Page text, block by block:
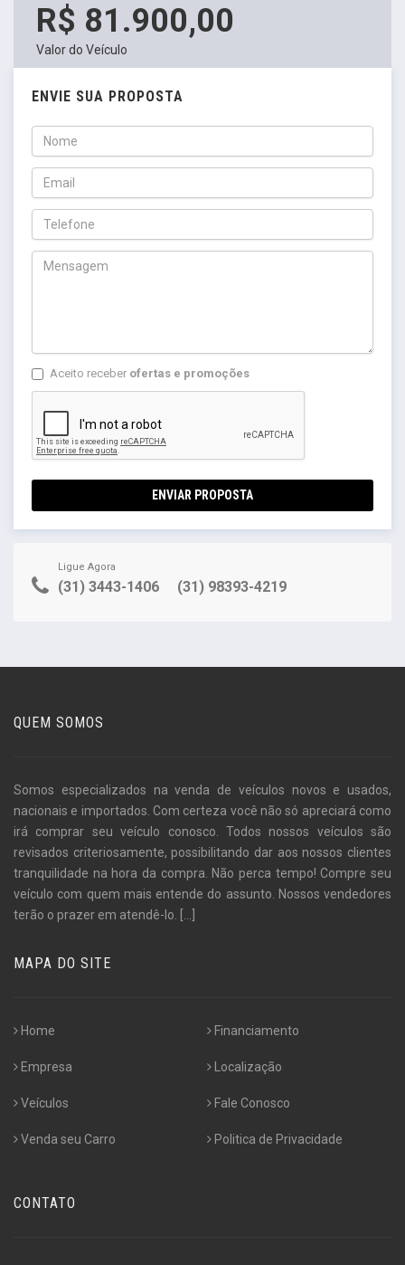
R$ 81.900,00
Valor do Veículo
ENVIE SUA PROPOSTA
Aceito receber ofertas e promoções
ENVIAR PROPOSTA
Ligue Agora
(31) 3443-1406 (31) 98393-4219
QUEM SOMOS
Somos especializados na venda de veículos novos e usados,
nacionais e importados. Com certeza você não só apreciará como
irá comprar seu veículo conosco. Todos nossos veículos são
revisados criteriosamente, possibilitando dar aos nossos clientes
tranquilidade na hora da compra. Não perca tempo! Compre seu
veículo com quem mais entende do assunto. Nossos vendedores
terão o prazer em atendê-lo. [...]
MAPA DO SITE
Home
Empresa
Veículos
Venda seu Carro
Financiamento
Localização
Fale Conosco
Politica de Privacidade
CONTATO